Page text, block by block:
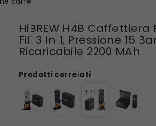
HiBREW H4B
Fili 3 In 1, Pressione 15
Ricaricabile 2200 MAh
Prodotti correlati